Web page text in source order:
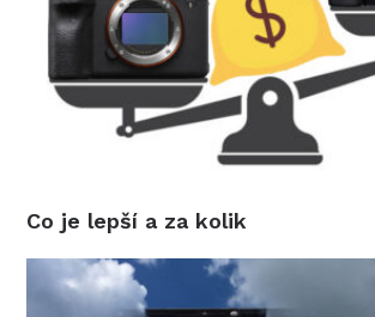
Co je lepší a za kolik